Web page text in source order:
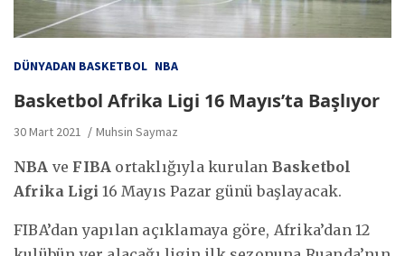
DÜNYADAN BASKETBOL NBA
Basketbol Afrika Ligi 16 Mayıs’ta Başlıyor
30 Mart 2021 Muhsin Saymaz
NBA ve FIBA ortaklığıyla kurulan Basketbol
Afrika Ligi 16 Mayıs Pazar günü başlayacak.
FIBA’dan yapılan açıklamaya göre, Afrika’dan 12